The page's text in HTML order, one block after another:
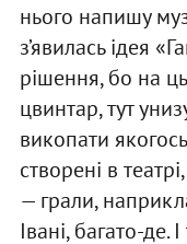
нього напишу
з’явилась ідея
рішення, бо на
цвинтар, тут
викопати
створені в
— грали,
Івані, багато-де.